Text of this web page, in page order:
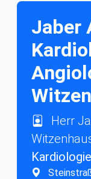
Jaber
Herr